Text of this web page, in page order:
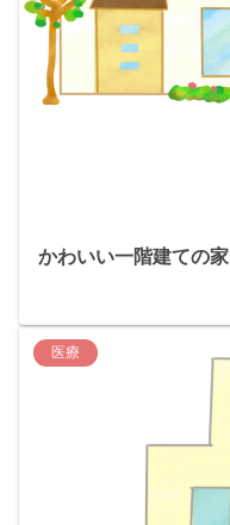
かわいい一階建ての家
医療